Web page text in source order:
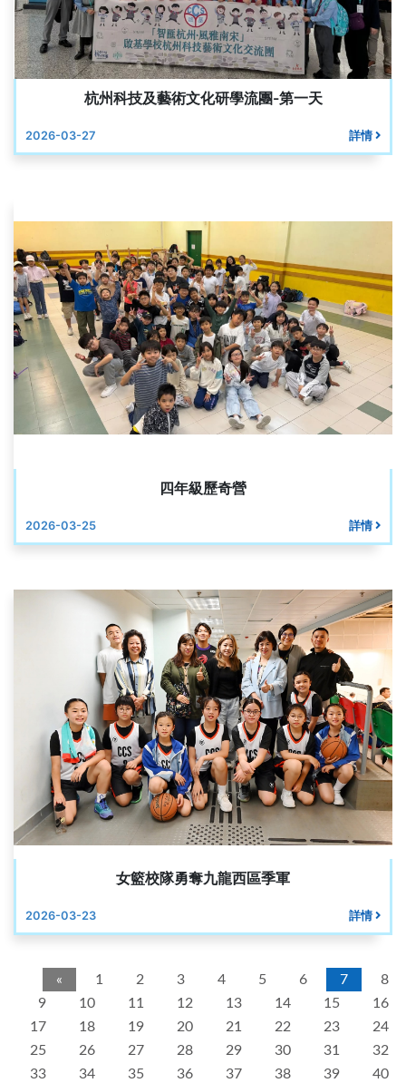
杭州科技及藝術文化研學流團-第一天
2026-03-27 詳情
四年級歷奇營
2026-03-25 詳情
女籃校隊勇奪九龍西區季軍
2026-03-23 詳情
« 1 2 3 4 5 6 7
8
9
10 11 12 13 14 15
16
17
18 19 20 21 22 23
24
25
26 27 28 29 30 31
32
33
34 35 36 37 38 39 40